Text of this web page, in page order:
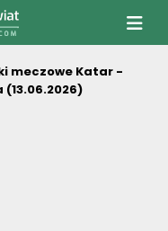
meczowe Katar -